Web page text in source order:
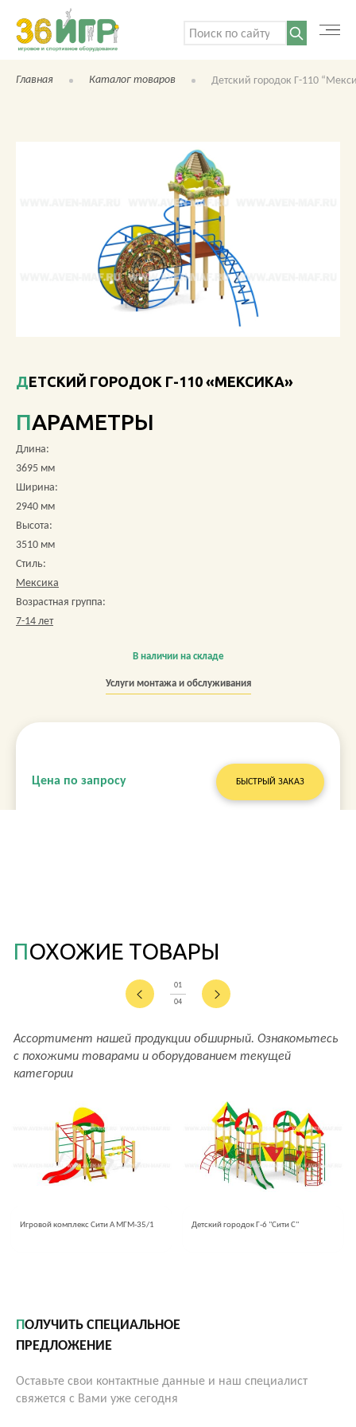
О КОМПАНИИ
Поиск:
Главная Каталог товаров Детский городок Г-110
ДЕТСКИЙ ГОРОДОК Г-110 «МЕКСИКА»
ПАРАМЕТРЫ
Длина:
3695 мм
Ширина:
2940 мм
Высота:
3510 мм
Стиль:
Мексика
Возрастная группа:
7-14 лет
В наличии на складе
Услуги монтажа и обслуживания
Цена по запросу БЫСТРЫЙ ЗАКАЗ
ПОХОЖИЕ ТОВАРЫ
Ассортимент нашей продукции обширный. Ознакомьтесь
с похожими товарами и оборудованием текущей
категории
01
04
Игровой комплекс Сити А МГМ-35/1 Детский городок Г-6 "Сити С"
ПОЛУЧИТЬ СПЕЦИАЛЬНОЕ
ПРЕДЛОЖЕНИЕ
Оставьте свои контактные данные и наш специалист
свяжется с Вами уже сегодня